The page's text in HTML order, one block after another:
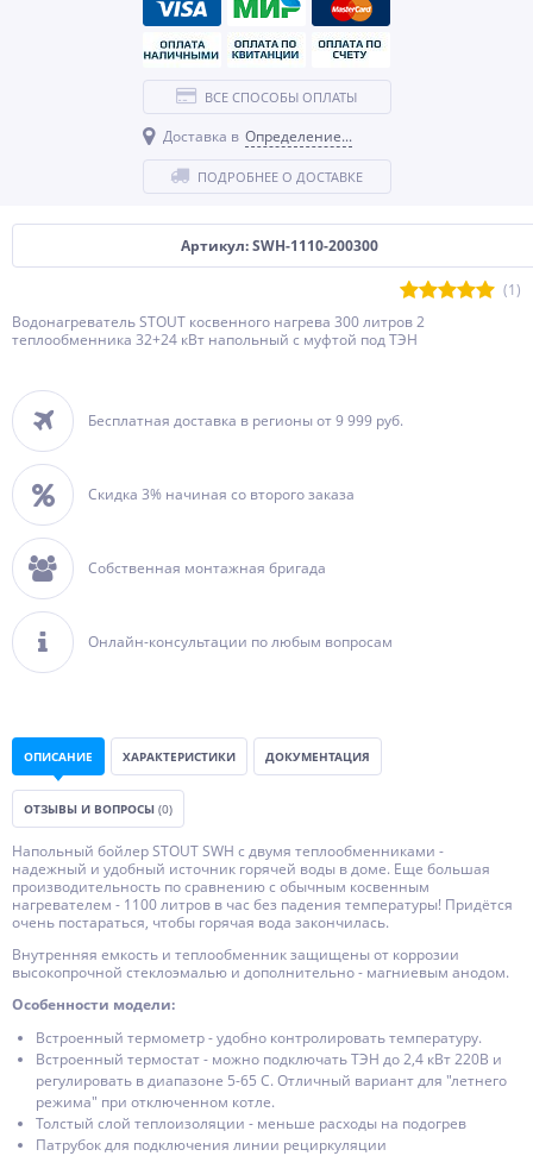
Артикул: SWH-1110-200300
(1)
Водонагреватель STOUT косвенного нагрева 300 литров 2
теплообменника 32+24 кВт напольный с муфтой под ТЭН
Бесплатная доставка в регионы от 9 999 руб.
Скидка 3% начиная со второго заказа
Собственная монтажная бригада
Онлайн-консультации по любым вопросам
ВСЕ СПОСОБЫ ОПЛАТЫ
Доставка в Определение...
ПОДРОБНЕЕ О ДОСТАВКЕ
ОПИСАНИЕ ХАРАКТЕРИСТИКИ ДОКУМЕНТАЦИЯ
ОТЗЫВЫ И ВОПРОСЫ (0)
Напольный бойлер STOUT SWH с двумя теплообменниками -
надежный и удобный источник горячей воды в доме. Еще большая
производительность по сравнению с обычным косвенным
нагревателем - 1100 литров в час без падения температуры! Придётся
очень постараться, чтобы горячая вода закончилась.
Внутренняя емкость и теплообменник защищены от коррозии
высокопрочной стеклоэмалью и дополнительно - магниевым анодом.
Особенности модели:
Встроенный термометр - удобно контролировать температуру.
Встроенный термостат - можно подключать ТЭН до 2,4 кВт 220В и
регулировать в диапазоне 5-65 С. Отличный вариант для "летнего
режима" при отключенном котле.
Толстый слой теплоизоляции - меньше расходы на подогрев
Патрубок для подключения линии рециркуляции